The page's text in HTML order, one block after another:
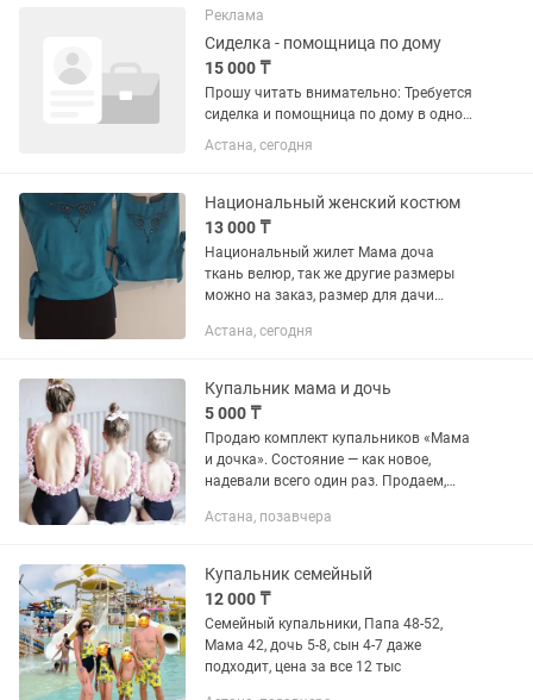
Реклама
Сиделка - помощница по дому
15 000 ₸
Прошу читать внимательно: Требуется
сиделка и помощница по дому в одном
лице! Обязанности: уход за бабушкой-
75 лет, после инсульта (смена
прием лекарств, измерение...
Астана, сегодня
Национальный женский костюм
13 000 ₸
Национальный жилет Мама доча
ткань велюр, так же другие размеры
можно на заказ, размер для дачи
Астана, сегодня
Купальник мама и дочь
5 000 ₸
Продаю комплект купальников «Мама
и дочка». Состояние — как новое,
надевали всего один раз. Продаем,
размер 42 (XS–S). Для дочки: возраст
Астана, позавчера
Купальник семейный
12 000 ₸
Семейный купальники, Папа 48-52,
Мама 42, дочь 5-8, сын 4-7 даже
подходит, цена за все 12 тыс